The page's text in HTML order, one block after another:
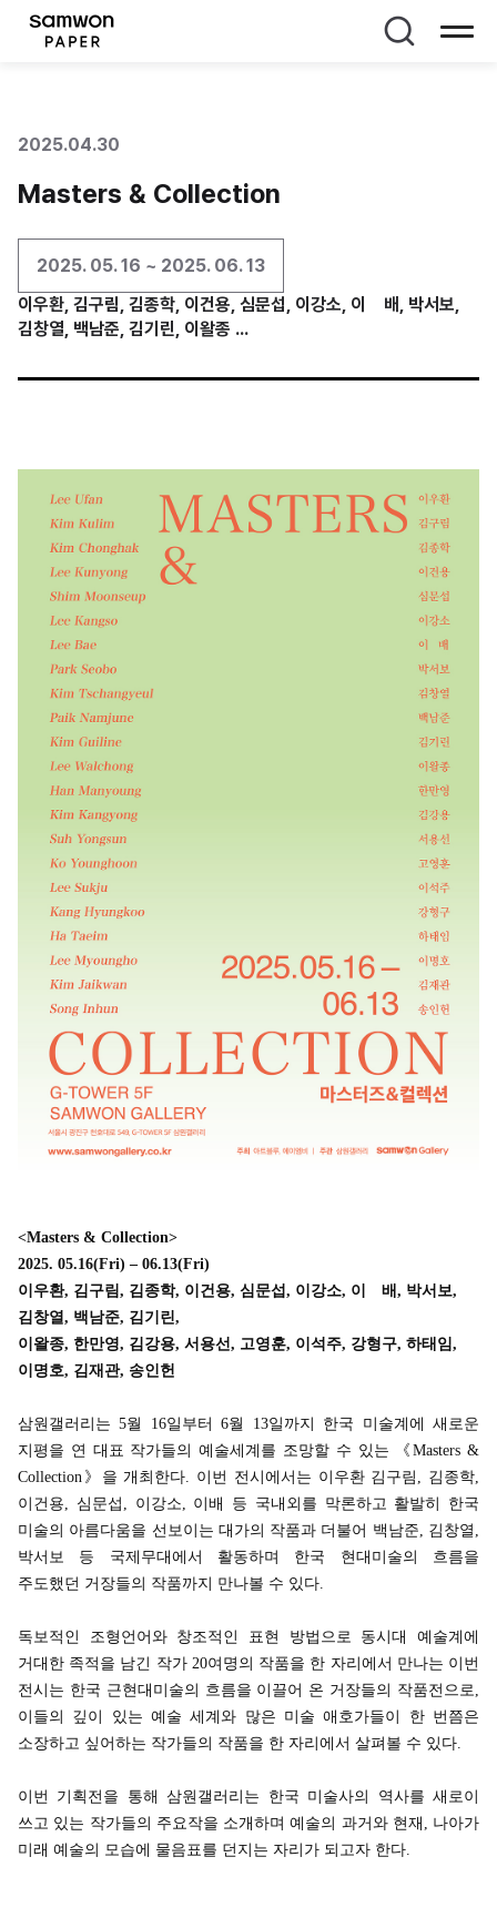
2025.04.30
Masters & Collection
2025. 05. 16 ~ 2025. 06. 13
이우환, 김구림, 김종학, 이건용, 심문섭, 이강소, 이 배, 박서보,
김창열, 백남준, 김기린, 이왈종 ...
<Masters & Collection>
2025. 05.16(Fri) – 06.13(Fri)
이우환, 김구림, 김종학, 이건용, 심문섭, 이강소, 이 배, 박서보,
김창열, 백남준, 김기린,
이왈종, 한만영, 김강용, 서용선, 고영훈, 이석주, 강형구, 하태임,
이명호, 김재관, 송인헌
삼원갤러리는 5월 16일부터 6월 13일까지 한국 미술계에 새로운
지평을 연 대표 작가들의 예술세계를 조망할 수 있는 《Masters &
Collection》을 개최한다. 이번 전시에서는 이우환 김구림, 김종학,
이건용, 심문섭, 이강소, 이배 등 국내외를 막론하고 활발히 한국
미술의 아름다움을 선보이는 대가의 작품과 더불어 백남준, 김창열,
박서보 등 국제무대에서 활동하며 한국 현대미술의 흐름을
주도했던 거장들의 작품까지 만나볼 수 있다.
독보적인 조형언어와 창조적인 표현 방법으로 동시대 예술계에
거대한 족적을 남긴 작가 20여명의 작품을 한 자리에서 만나는 이번
전시는 한국 근현대미술의 흐름을 이끌어 온 거장들의 작품전으로,
이들의 깊이 있는 예술 세계와 많은 미술 애호가들이 한 번쯤은
소장하고 싶어하는 작가들의 작품을 한 자리에서 살펴볼 수 있다.
이번 기획전을 통해 삼원갤러리는 한국 미술사의 역사를 새로이
쓰고 있는 작가들의 주요작을 소개하며 예술의 과거와 현재, 나아가
미래 예술의 모습에 물음표를 던지는 자리가 되고자 한다.